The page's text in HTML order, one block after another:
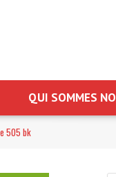
QUI SOMMES
505 bk